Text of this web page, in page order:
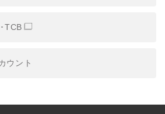
TCB
ウント